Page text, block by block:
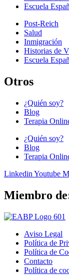
Escuela
Post-Reich
Salud
Inmigración
Historias de
Escuela
Otros
¿Quién soy?
Blog
Terapia
¿Quién soy?
Blog
Terapia
Linkedin Youtube
Miembro
Aviso Legal
Política de
Política de
Contacto
Política de